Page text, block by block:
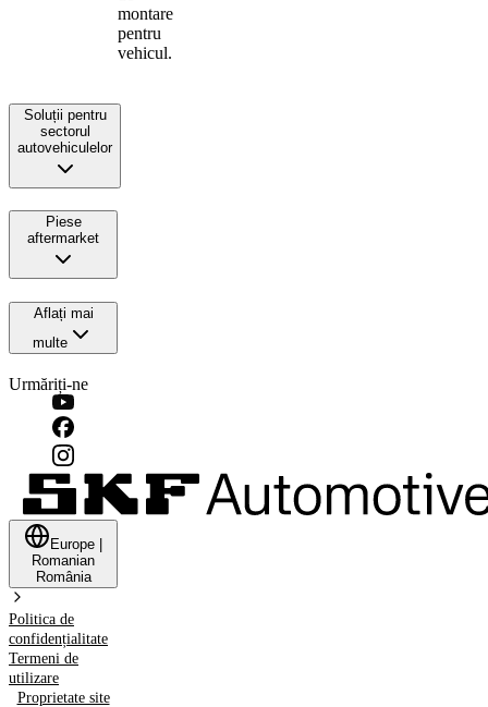
montare
pentru
vehicul.
Soluții pentru
sectorul
autovehiculelor
Piese
aftermarket
Aflați mai
multe
Urmăriți-ne
Europe
Romanian
România
Politica de
confidențialitate
Termeni de
utilizare
Proprietate site